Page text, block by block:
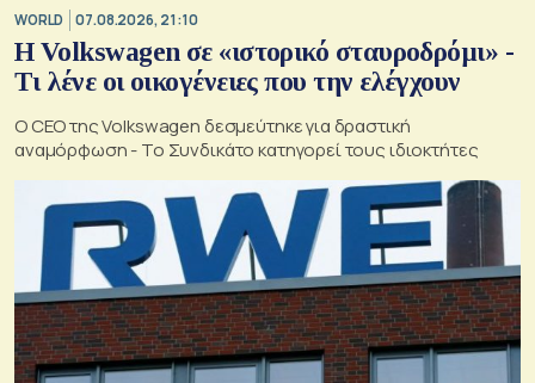
WORLD 07.08.2026, 21:10
Η Volkswagen σε «ιστορικό σταυροδρόμι» -
Τι λένε οι οικογένειες που την ελέγχουν
Ο CEO της Volkswagen δεσμεύτηκε για δραστική
αναμόρφωση - Το Συνδικάτο κατηγορεί τους ιδιοκτήτες